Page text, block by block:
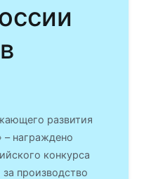
развития
награждено
конкурса
производство